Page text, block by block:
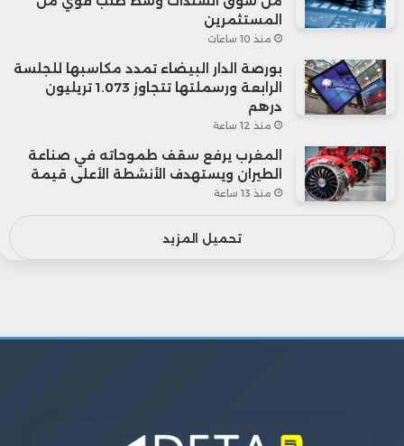
المستثمرين
منذ 10 ساعات
بورصة الدار البيضاء تمدد مكاسبها للجلسة
الرابعة ورسملتها تتجاوز 1.073 تريليون
درهم
منذ 12 ساعة
المغرب يرفع سقف طموحاته في صناعة
الطيران ويستهدف الأنشطة الأعلى قيمة
منذ 13 ساعة
تحميل المزيد